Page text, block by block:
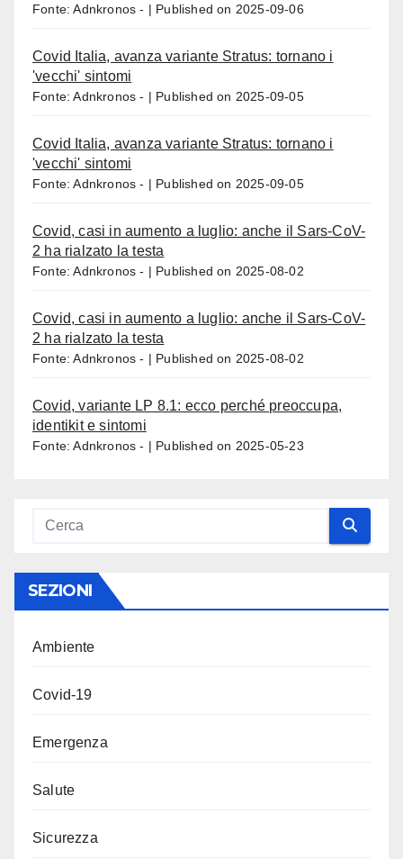
Fonte: Adnkronos - Published on 2025-09-06
Covid Italia, avanza variante Stratus: tornano i
'vecchi' sintomi
Fonte: Adnkronos - Published on 2025-09-05
Covid Italia, avanza variante Stratus: tornano i
'vecchi' sintomi
Fonte: Adnkronos - Published on 2025-09-05
Covid, casi in aumento a luglio: anche il Sars-CoV-
2 ha rialzato la testa
Fonte: Adnkronos - Published on 2025-08-02
Covid, casi in aumento a luglio: anche il Sars-CoV-
2 ha rialzato la testa
Fonte: Adnkronos - Published on 2025-08-02
Covid, variante LP 8.1: ecco perché preoccupa,
identikit e sintomi
Fonte: Adnkronos - Published on 2025-05-23
SEZIONI
Ambiente
Covid-19
Emergenza
Salute
Sicurezza